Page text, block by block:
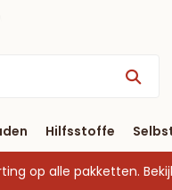
nach Deutschland ab €
Hilfsstoffe
op alle pakketten.